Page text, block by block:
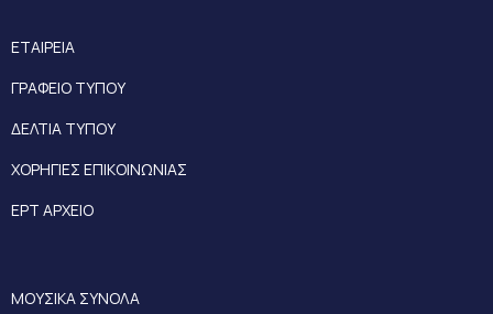
ΕΤΑΙΡΕΙΑ
ΓΡΑΦΕΙΟ ΤΥΠΟΥ
ΔΕΛΤΙΑ ΤΥΠΟΥ
ΧΟΡΗΓΙΕΣ ΕΠΙΚΟΙΝΩΝΙΑΣ
ΕΡΤ ΑΡΧΕΙΟ
ΜΟΥΣΙΚΑ ΣΥΝΟΛΑ